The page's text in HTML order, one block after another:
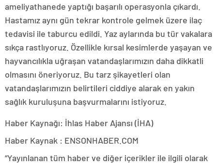
ameliyathanede yaptığı başarılı operasyonla çıkardı.
Hastamız aynı gün tekrar kontrole gelmek üzere ilaç
tedavisi ile taburcu edildi. Yaz aylarında bu tür vakalara
sıkça rastlıyoruz. Özellikle kırsal kesimlerde yaşayan ve
hayvancılıkla uğraşan vatandaşlarımızın daha dikkatli
olmasını öneriyoruz. Bu tarz şikayetleri olan
vatandaşlarımızın belirtileri ciddiye alarak en yakın
sağlık kuruluşuna başvurmalarını istiyoruz.
Haber Kaynağı: İhlas Haber Ajansı (İHA)
Haber Kaynak : ENSONHABER.COM
“Yayınlanan tüm haber ve diğer içerikler ile ilgili olarak